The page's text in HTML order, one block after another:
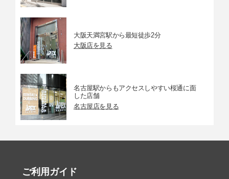
大阪天満宮駅から最短徒歩2分
大阪店を見る
名古屋駅からもアクセスしやすい桜通に面
した店舗
名古屋店を見る
ご利用ガイド